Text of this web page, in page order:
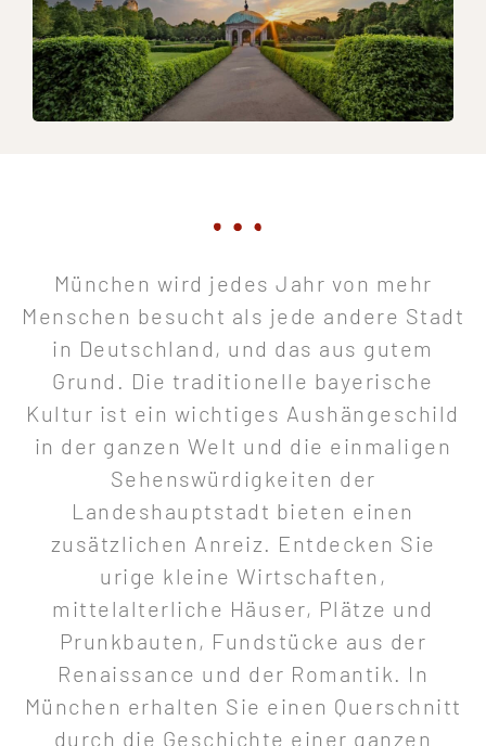
München wird jedes Jahr von mehr
Menschen besucht als jede andere Stadt
in Deutschland, und das aus gutem
Grund. Die traditionelle bayerische
Kultur ist ein wichtiges Aushängeschild
in der ganzen Welt und die einmaligen
Sehenswürdigkeiten der
Landeshauptstadt bieten einen
zusätzlichen Anreiz. Entdecken Sie
urige kleine Wirtschaften,
mittelalterliche Häuser, Plätze und
Prunkbauten, Fundstücke aus der
Renaissance und der Romantik. In
München erhalten Sie einen Querschnitt
durch die Geschichte einer ganzen